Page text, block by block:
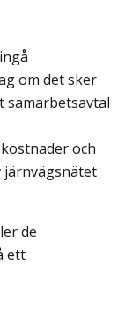
om det sker
samarbetsavtal
och
järnvägsnätet
de
ett